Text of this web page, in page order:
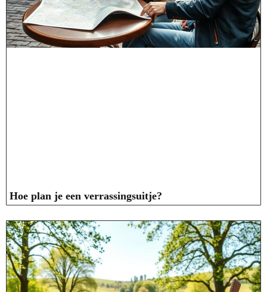
Hoe plan je een verrassingsuitje?